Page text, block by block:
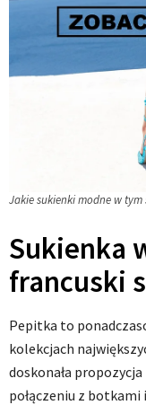
Jakie sukienki modne w
Sukienka
francuski
Pepitka to
kolekcjach
doskonała propozycja
połączeniu z botkami